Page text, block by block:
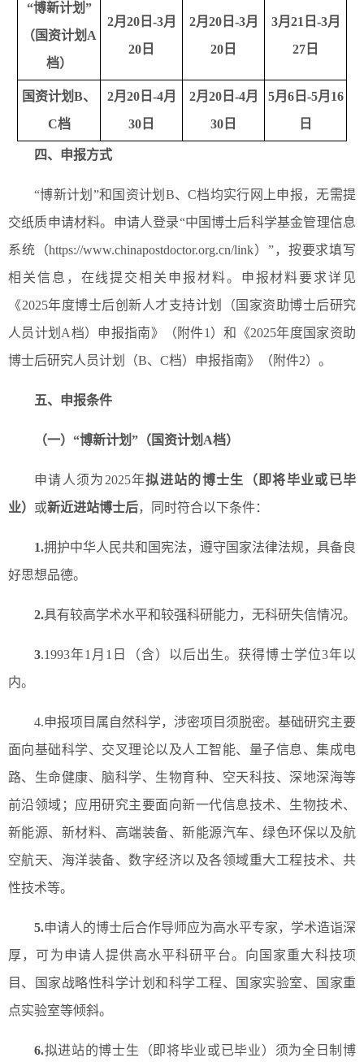
“博新计划”
（国资计划A
档）
2月20日-3月
20日
2月20日-3月
20日
3月21日-3月
27日
国资计划B、
C档
2月20日-4月
30日
2月20日-4月
30日
5月6日-5月16
日
四、申报方式
“博新计划”和国资计划B、C档均实行网上申报，无需提
交纸质申请材料。申请人登录“中国博士后科学基金管理信息
系统（https://www.chinapostdoctor.org.cn/link）”，按要求填写
相关信息，在线提交相关申报材料。申报材料要求详见
《2025年度博士后创新人才支持计划（国家资助博士后研究
人员计划A档）申报指南》（附件1）和《2025年度国家资助
博士后研究人员计划（B、C档）申报指南》（附件2）。
五、申报条件
（一）“博新计划”（国资计划A档）
申请人须为2025年拟进站的博士生（即将毕业或已毕
业） 或新近进站博士后，同时符合以下条件：
1.拥护中华人民共和国宪法，遵守国家法律法规，具备良
好思想品德。
2.具有较高学术水平和较强科研能力，无科研失信情况。
3.1993年1月1日（含）以后出生。获得博士学位3年以
内。
4.申报项目属自然科学，涉密项目须脱密。基础研究主要
面向基础科学、交叉理论以及人工智能、量子信息、集成电
路、生命健康、脑科学、生物育种、空天科技、深地深海等
前沿领域；应用研究主要面向新一代信息技术、生物技术、
新能源、新材料、高端装备、新能源汽车、绿色环保以及航
空航天、海洋装备、数字经济以及各领域重大工程技术、共
性技术等。
5.申请人的博士后合作导师应为高水平专家，学术造诣深
厚，可为申请人提供高水平科研平台。向国家重大科技项
目、国家战略性科学计划和科学工程、国家实验室、国家重
点实验室等倾斜。
6.拟进站的博士生（即将毕业或已毕业）须为全日制博